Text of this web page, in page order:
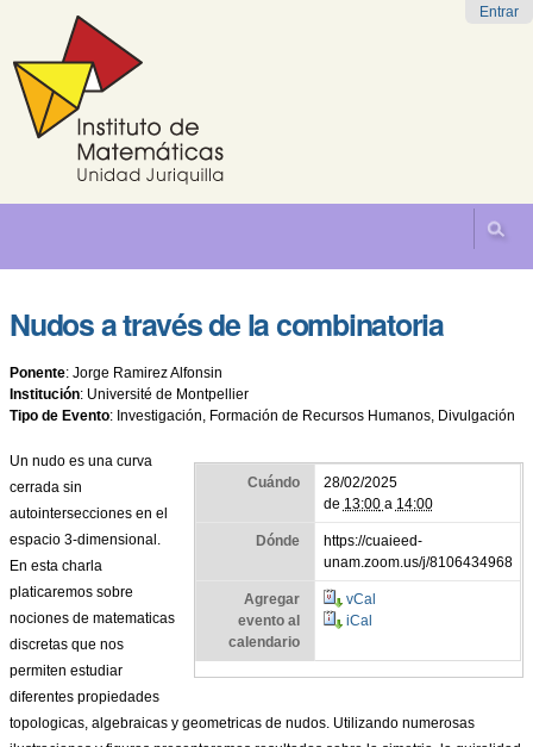
Saltar
navegación
Entrar
Nudos a través de la combinatoria
Ponente:Jorge Ramirez Alfonsin
Institución: Université de Montpellier
Tipo de Evento: Investigación, Formación de Recursos Humanos, Divulgación
Cuándo
28/02/2025
de 13:00 a 14:00
Dónde
https://cuaieed-
unam.zoom.us/j/8106434968
Agregar
evento al
calendario
vCal
iCal
Un nudo es una curva
cerrada sin
autointersecciones en el
espacio 3-dimensional.
En esta charla
platicaremos sobre
nociones de matematicas
discretas que nos
permiten estudiar
diferentes propiedades
topologicas, algebraicas y geometricas de nudos. Utilizando numerosas